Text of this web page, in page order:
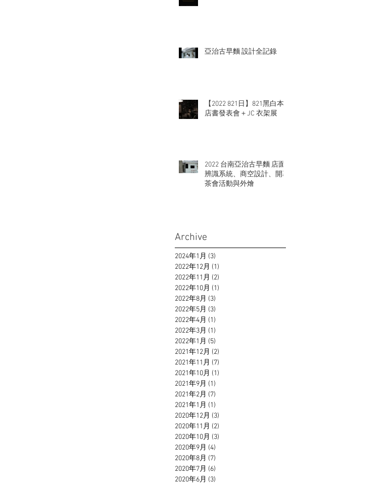
亞治古早麵 設計全記錄
【2022 821日】821黑白本
店書發表會＋JC 衣架展
2022 台南亞治古早麵 店面
辨識系統、商空設計、開幕
茶會活動與外燴
Archive
2024年1月 (3)
2022年12月 (1)
2022年11月 (2)
2022年10月 (1)
2022年8月 (3)
2022年5月 (3)
2022年4月 (1)
2022年3月 (1)
2022年1月 (5)
2021年12月 (2)
2021年11月 (7)
2021年10月 (1)
2021年9月 (1)
2021年2月 (7)
2021年1月 (1)
2020年12月 (3)
2020年11月 (2)
2020年10月 (3)
2020年9月 (4)
2020年8月 (7)
2020年7月 (6)
2020年6月 (3)